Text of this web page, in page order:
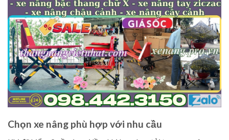
Chọn xe nâng phù hợp với nhu cầu